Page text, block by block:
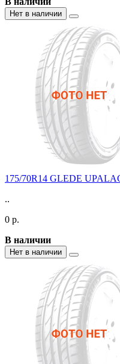
Нет в наличии
175/70R14 GLEDE
..
0 р.
В наличии
Нет в наличии